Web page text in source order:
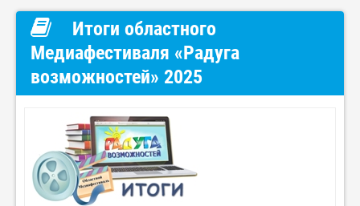
Итоги областного
Медиафестиваля «Радуга
возможностей» 2025